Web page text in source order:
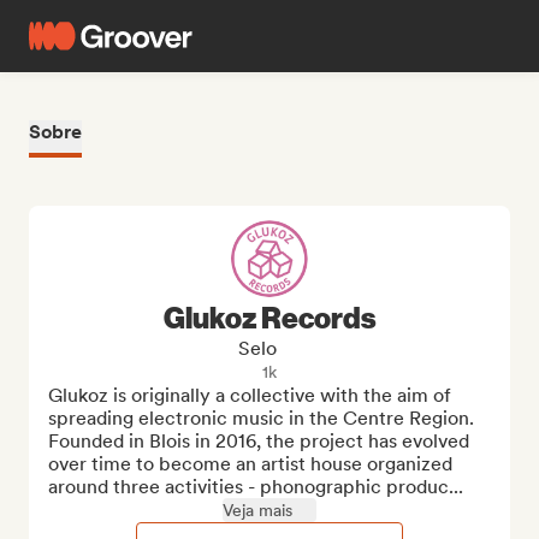
Sobre
Glukoz Records
Selo
1k
Glukoz is originally a collective with the aim of
spreading electronic music in the Centre Region.
Founded in Blois in 2016, the project has evolved
over time to become an artist house organized
around three activities - phonographic produc...
Veja mais